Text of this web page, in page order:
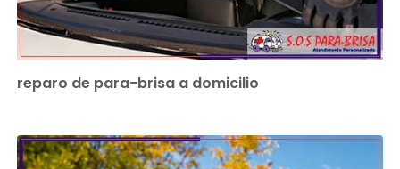
reparo de para-brisa a domicilio